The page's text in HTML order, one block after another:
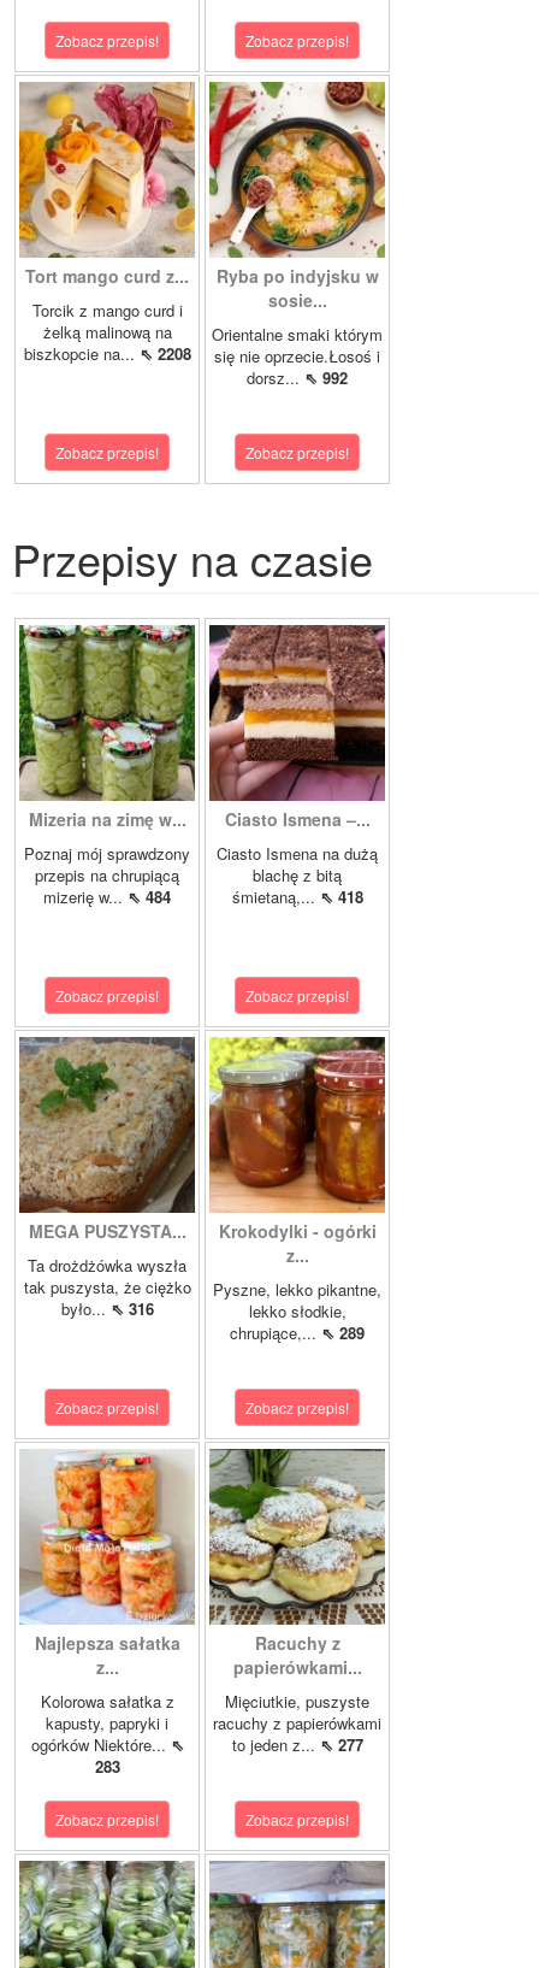
Zobacz przepis! Zobacz przepis!
Tort mango curd z...
Torcik z mango curd i
żelką malinową na
biszkopcie na... ⇖ 2208
Zobacz przepis!
Ryba po indyjsku w
sosie...
Orientalne smaki którym
się nie oprzecie.Łosoś i
dorsz... ⇖ 992
Zobacz przepis!
Przepisy na czasie
Mizeria na zimę w...
Poznaj mój sprawdzony
przepis na chrupiącą
mizerię w... ⇖ 484
Zobacz przepis!
Ciasto Ismena –...
Ciasto Ismena na dużą
blachę z bitą
śmietaną,... ⇖ 418
Zobacz przepis!
MEGA PUSZYSTA...
Ta drożdżówka wyszła
tak puszysta, że ciężko
było... ⇖ 316
Zobacz przepis!
Krokodylki - ogórki
z...
Pyszne, lekko pikantne,
lekko słodkie,
chrupiące,... ⇖ 289
Zobacz przepis!
Najlepsza sałatka
z...
Kolorowa sałatka z
kapusty, papryki i
ogórków Niektóre... ⇖
283
Zobacz przepis!
Racuchy z
papierówkami...
Mięciutkie, puszyste
racuchy z papierówkami
to jeden z... ⇖ 277
Zobacz przepis!